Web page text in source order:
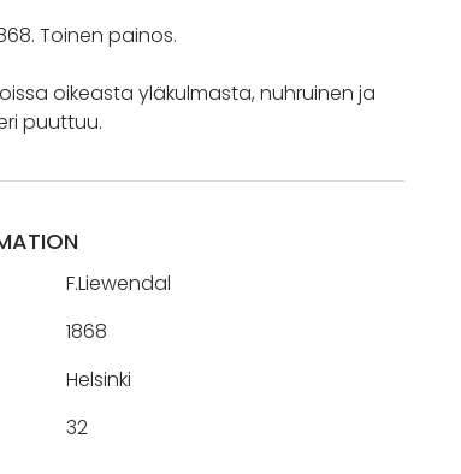
Toinen painos.
oikeasta yläkulmasta, nuhruinen ja
puuttuu.
F.Liewendal
1868
Helsinki
32